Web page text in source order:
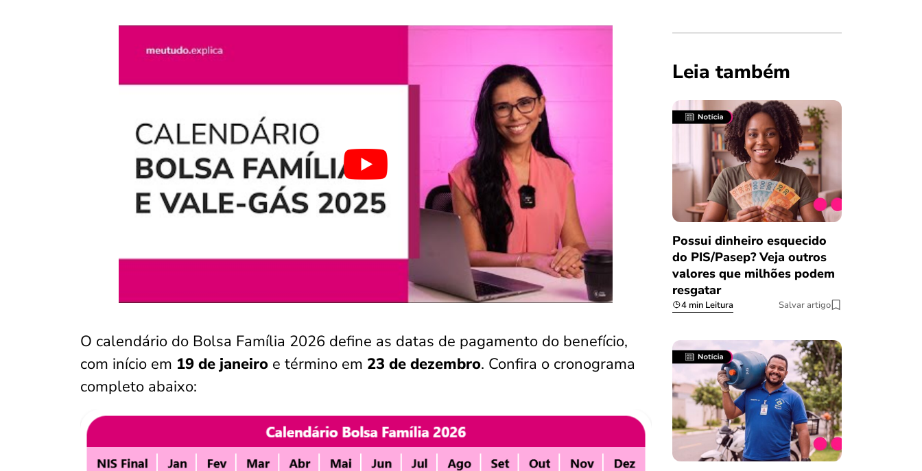
O calendário do Bolsa Família 2026 define as datas de pagamento do benefício,
com início em 19 de janeiro e término em 23 de dezembro. Confira o cronograma
completo abaixo:
Leia também
Possui dinheiro esquecido
do PIS/Pasep? Veja outros
valores que milhões podem
resgatar
4 min Leitura Salvar artigo